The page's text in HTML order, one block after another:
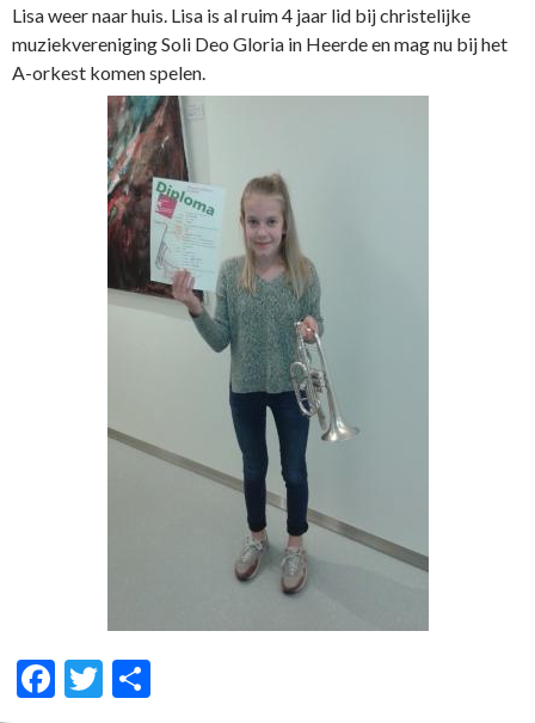
Lisa weer naar huis. Lisa is al ruim 4 jaar lid bij christelijke
muziekvereniging Soli Deo Gloria in Heerde en mag nu bij het
A-orkest komen spelen.
F
T